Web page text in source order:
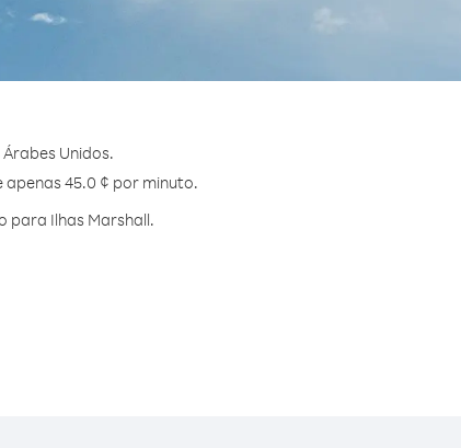
Unidos.
45.0 ¢ por minuto.
para Ilhas Marshall.